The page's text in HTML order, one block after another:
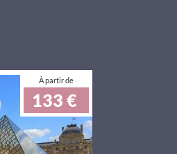
À partir de
133 €